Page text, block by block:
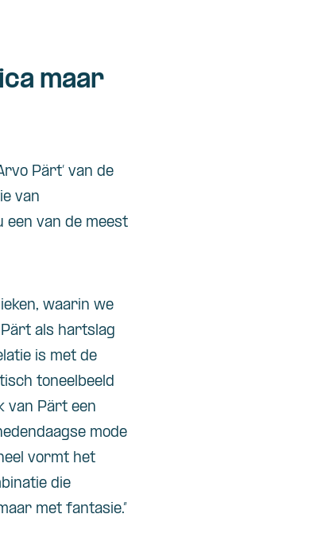
maar
Pärt’ van de
van
een van de meest
waarin we
als hartslag
is met de
toneelbeeld
van Pärt een
mode
vormt het
die
met fantasie.”